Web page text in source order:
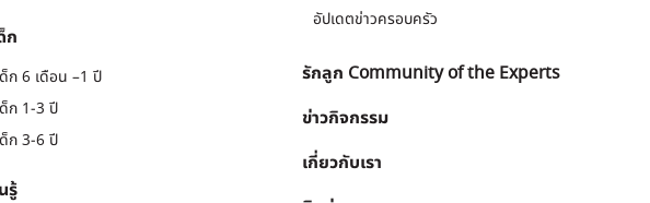
ก
ด็ก 6 เดือน –1 ปี
ก 1-3 ปี
ก 3-6 ปี
รู้
อัปเดตข่าวครอบครัว
รักลูก Community of the Experts
ข่าวกิจกรรม
เกี่ยวกับเรา